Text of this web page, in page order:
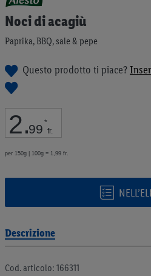
Noci di acagiù
Paprika, BBQ, sale & pepe
Questo prodotto ti piace?
2.99 *
fr.
per 150g | 100g = 1,99 fr.
all'inizio
della
di
Descrizione
Cod. articolo: 166311